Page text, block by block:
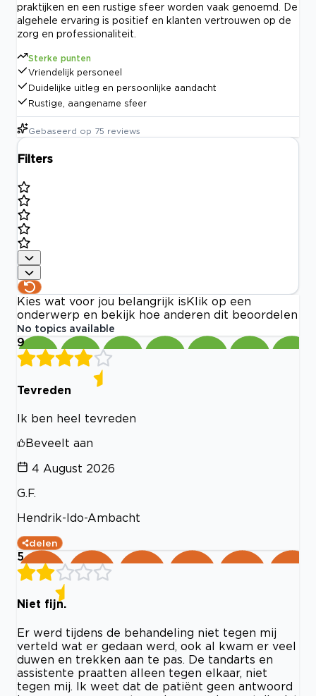
praktijken en een rustige sfeer worden vaak genoemd. De
algehele ervaring is positief en klanten vertrouwen op de
zorg en professionaliteit.
Sterke punten
Vriendelijk personeel
Duidelijke uitleg en persoonlijke aandacht
Rustige, aangename sfeer
Gebaseerd op 75 reviews
Filters
Kies wat voor jou belangrijk is Klik op een
onderwerp en bekijk hoe anderen dit beoordelen
No topics available
9
Tevreden
Ik ben heel tevreden
Beveelt aan
4 August 2026
G.F.
Hendrik-Ido-Ambacht
delen
5
Niet fijn.
Er werd tijdens de behandeling niet tegen mij
verteld wat er gedaan werd, ook al kwam er veel
duwen en trekken aan te pas. De tandarts en
assistente praatten alleen tegen elkaar, niet
tegen mij. Ik weet dat de patiënt geen antwoord